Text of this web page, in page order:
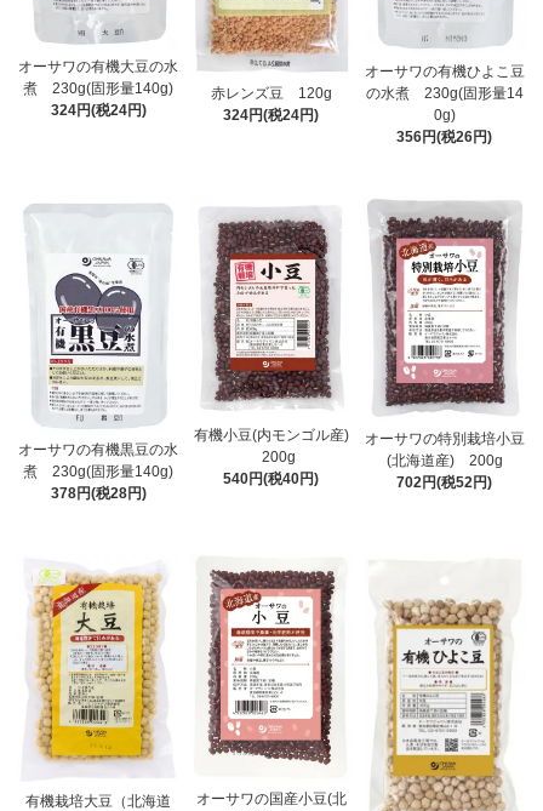
オーサワの有機大豆の水
煮 230g(固形量140g)
324円(税24円)
赤レンズ豆 120g
324円(税24円)
オーサワの有機ひよこ豆
の水煮 230g(固形量14
0g)
356円(税26円)
オーサワの有機黒豆の水
煮 230g(固形量140g)
378円(税28円)
有機小豆(内モンゴル産)
200g
540円(税40円)
オーサワの特別栽培小豆
(北海道産) 200g
702円(税52円)
有機栽培大豆（北海道
オーサワの国産小豆(北